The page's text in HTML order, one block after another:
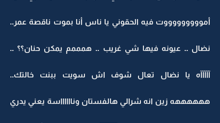
أموووووووووت فيه الحقوني يا ناس أنا بموت ناقصة عمر..
نضال .. عيونه فيها شي غريب .. همممم يمكن حنان؟؟ ..
آآآآآه يا نضال تعال شوف اش سويت ببنت خالتك..
ههههههه زين انه شرالي هالفستان ونااااااسة يعني يدري